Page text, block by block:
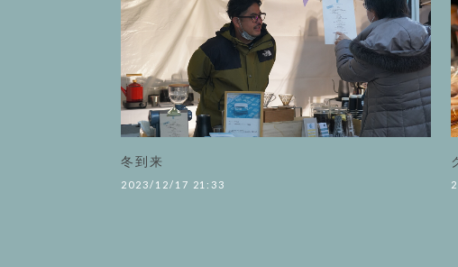
冬到来
2023/12/17 21:33